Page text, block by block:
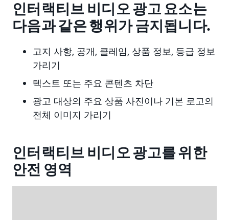
인터랙티브 비디오 광고 요소는
다음과 같은 행위가 금지됩니다.
고지 사항, 공개, 클레임, 상품 정보, 등급 정보
가리기
텍스트 또는 주요 콘텐츠 차단
광고 대상의 주요 상품 사진이나 기본 로고의
전체 이미지 가리기
인터랙티브 비디오 광고를 위한
안전 영역